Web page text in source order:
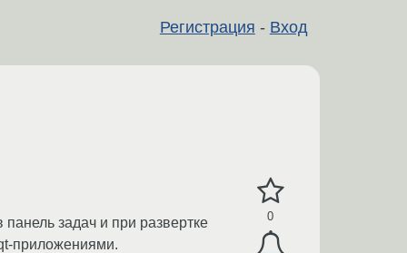
Регистрация - Вход
0
задач и при развертке
приложениями.